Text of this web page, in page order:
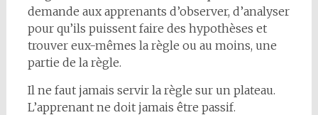
demande aux apprenants d’observer, d’analyser
pour qu’ils puissent faire des hypothèses et
trouver eux-mêmes la règle ou au moins, une
partie de la règle.
Il ne faut jamais servir la règle sur un plateau.
L’apprenant ne doit jamais être passif.